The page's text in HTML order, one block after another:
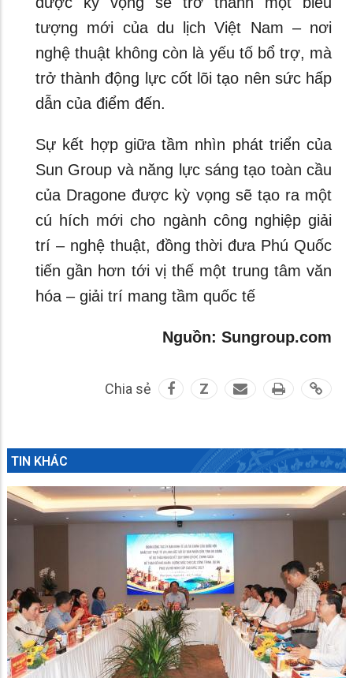
tượng mới của du lịch Việt Nam – nơi
nghệ thuật không còn là yếu tố bổ trợ, mà
trở thành động lực cốt lõi tạo nên sức hấp
dẫn của điểm đến.
Sự kết hợp giữa tầm nhìn phát triển của
Sun Group và năng lực sáng tạo toàn cầu
của Dragone được kỳ vọng sẽ tạo ra một
cú hích mới cho ngành công nghiệp giải
trí – nghệ thuật, đồng thời đưa Phú Quốc
tiến gần hơn tới vị thế một trung tâm văn
hóa – giải trí mang tầm quốc tế
Nguồn: Sungroup.com
Chia sẻ Z
TIN KHÁC